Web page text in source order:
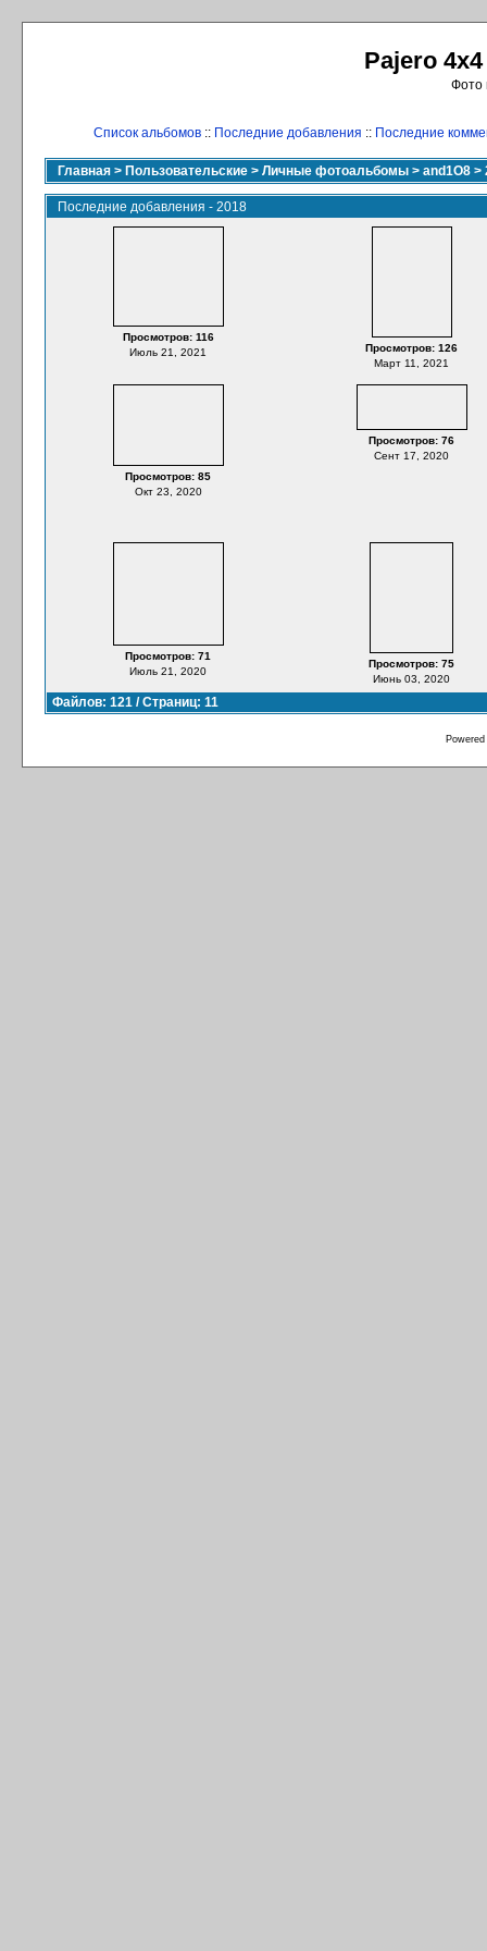
Pajero
Фото
Список альбомов :: Последние добавления :: Последние
Главная > Пользовательские > Личные фотоальбомы > and1O8 >
Последние добавления - 2018
Просмотров: 116
Июль 21, 2021
Просмотров: 126
Март 11, 2021
Просмотров: 85
Окт 23, 2020
Просмотров: 76
Сент 17, 2020
Просмотров: 71
Июль 21, 2020
Просмотров: 75
Июнь 03, 2020
Файлов: 121 / Страниц: 11